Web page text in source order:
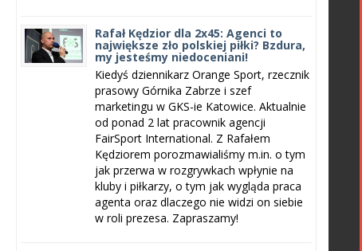
Rafał Kędzior dla 2x45: Agenci to
największe zło polskiej piłki? Bzdura,
my jesteśmy niedoceniani!
Kiedyś dziennikarz Orange Sport, rzecznik
prasowy Górnika Zabrze i szef
marketingu w GKS-ie Katowice. Aktualnie
od ponad 2 lat pracownik agencji
FairSport International. Z Rafałem
Kędziorem porozmawialiśmy m.in. o tym
jak przerwa w rozgrywkach wpłynie na
kluby i piłkarzy, o tym jak wygląda praca
agenta oraz dlaczego nie widzi on siebie
w roli prezesa. Zapraszamy!